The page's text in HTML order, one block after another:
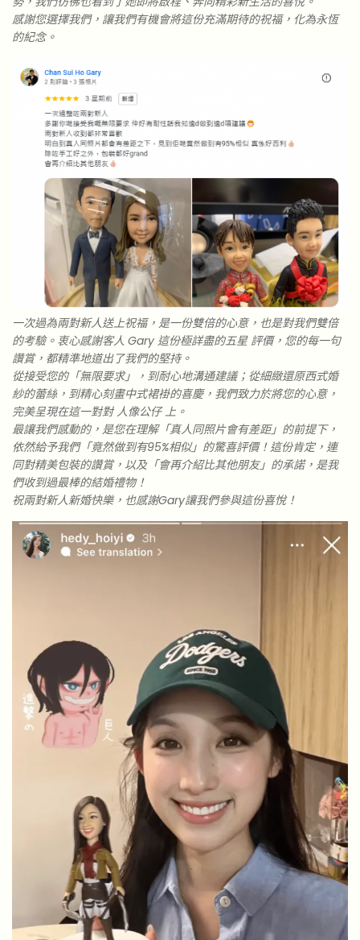
感謝您選擇我們，讓我們有機會將這份充滿期待的祝福，化為永恆
的紀念。
一次過為兩對新人送上祝福，是一份雙倍的心意，也是對我們雙倍
的考驗。衷心感謝客人 Gary 這份極詳盡的五星 評價，您的每一句
讚賞，都精準地道出了我們的堅持。
從接受您的「無限要求」，到耐心地溝通建議；從細緻還原西式婚
紗的蕾絲，到精心刻畫中式裙褂的喜慶，我們致力於將您的心意，
完美呈現在這一對對 人像公仔 上。
最讓我們感動的，是您在理解「真人同照片會有差距」的前提下，
依然給予我們「竟然做到有95%相似」的驚喜評價！這份肯定，連
同對精美包裝的讚賞，以及「會再介紹比其他朋友」的承諾，是我
們收到過最棒的結婚禮物！
祝兩對新人新婚快樂，也感謝Gary讓我們參與這份喜悅！